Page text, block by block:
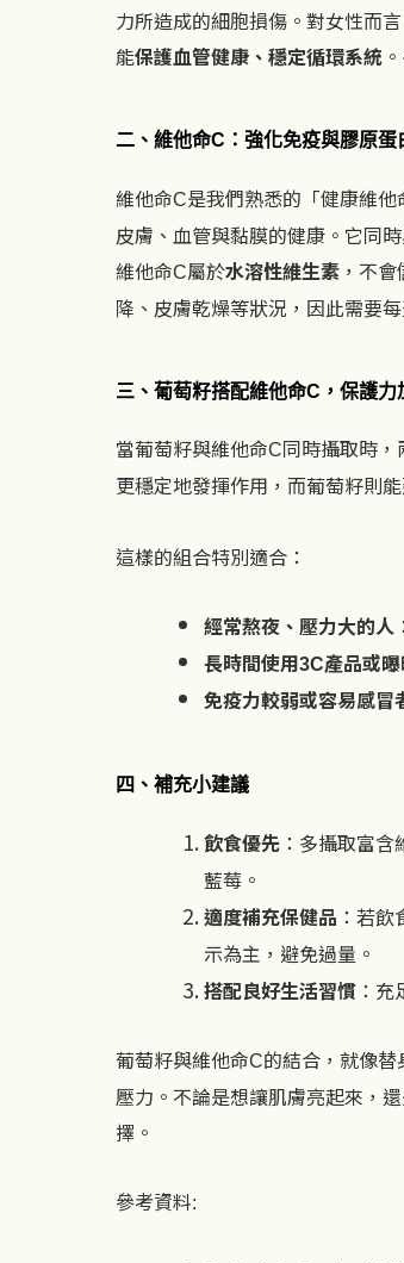
力所造成的細胞損傷。對女性而
能保護血管健康、穩定循環系統
二、維他命C ：強化免疫與膠原
維他命C是我們熟悉的「健康維
皮膚、血管與黏膜的健康。它同
維他命C屬於水溶性維生素 ，不
降、皮膚乾燥等狀況，因此需要
三、葡萄籽搭配維他命C ，保護
當葡萄籽與維他命C同時攝取時
更穩定地發揮作用，而葡萄籽則
這樣的組合特別適合：
經常熬夜、壓力大的人
長時間使用3C產品或
免疫力較弱或容易感冒
四、補充小建議
飲食優先 ：多攝取富含
藍莓。
適度補充保健品 ：若
示為主，避免過量。
搭配良好生活習慣 ：
葡萄籽與維他命C的結合，就像
壓力。不論是想讓肌膚亮起來，
擇。
參考資料: